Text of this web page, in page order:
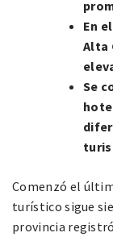
En
Alta
Se
Comenzó el
turístico sigue
provincia